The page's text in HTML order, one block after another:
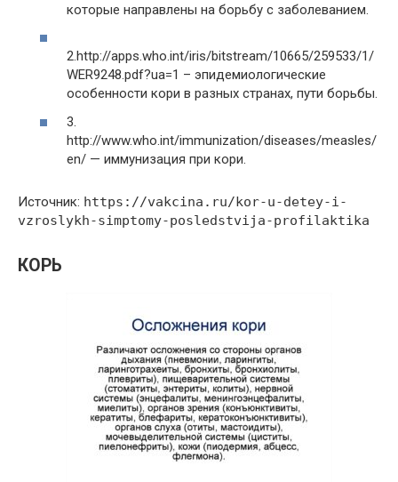
которые направлены на борьбу с заболеванием.
2.http://apps.who.int/iris/bitstream/10665/259533/1/
WER9248.pdf?ua=1 – эпидемиологические
особенности кори в разных странах, пути борьбы.
3.
http://www.who.int/immunization/diseases/measles/
en/ — иммунизация при кори.
Источник: https://vakcina.ru/kor-u-detey-i-
vzroslykh-simptomy-posledstvija-profilaktika
КОРЬ